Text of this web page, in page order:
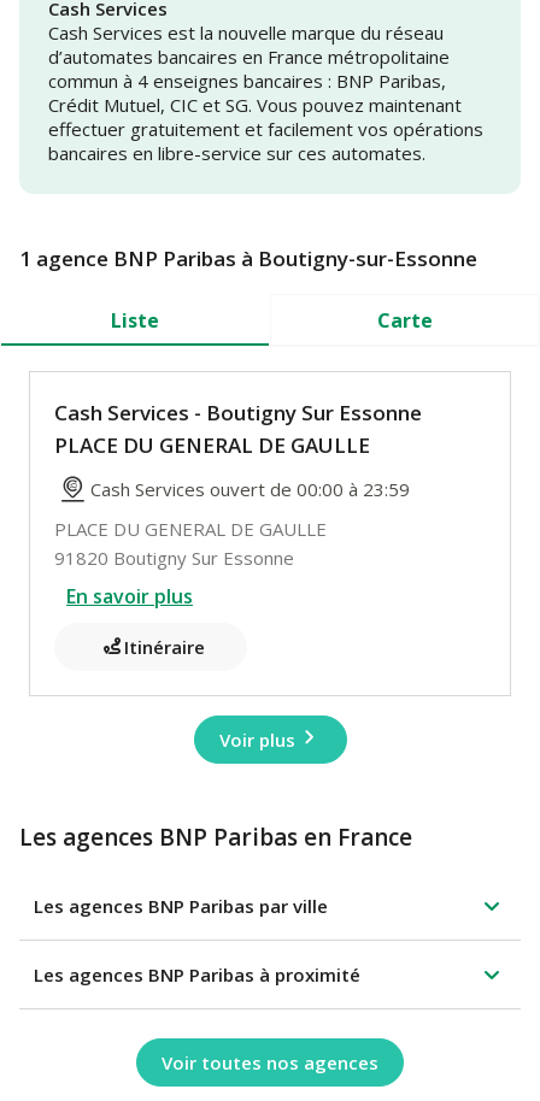
Cash Services
Cash Services est la nouvelle marque du réseau
d’automates bancaires en France métropolitaine
commun à 4 enseignes bancaires : BNP Paribas,
Crédit Mutuel, CIC et SG. Vous pouvez maintenant
effectuer gratuitement et facilement vos opérations
bancaires en libre-service sur ces automates.
1 agence BNP Paribas à Boutigny-sur-Essonne
Liste Carte
Cash Services - Boutigny Sur Essonne
PLACE DU GENERAL DE GAULLE
Cash Services ouvert de 00:00 à 23:59
PLACE DU GENERAL DE GAULLE
91820 Boutigny Sur Essonne
En savoir plus
Itinéraire
Voir plus
Les agences BNP Paribas en France
Les agences BNP Paribas par ville
Les agences BNP Paribas à proximité
Voir toutes nos agences